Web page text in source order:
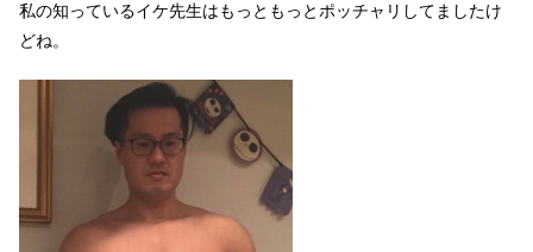
私の知っているイケ先生はもっともっとポッチャリしてましたけ
どね。